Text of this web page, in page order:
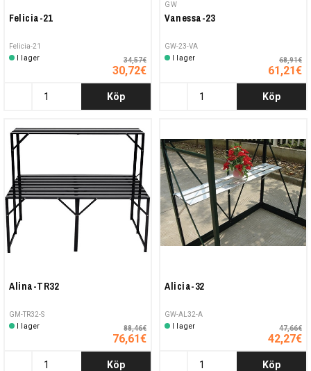
Felicia-21
Felicia-21
I lager
34,57€
30,72€
Köp
GW
Vanessa-23
GW-23-VA
I lager
68,91€
61,21€
Köp
Alina-TR32
GM-TR32-S
I lager
88,46€
76,61€
Köp
Alicia-32
GW-AL32-A
I lager
47,66€
42,27€
Köp